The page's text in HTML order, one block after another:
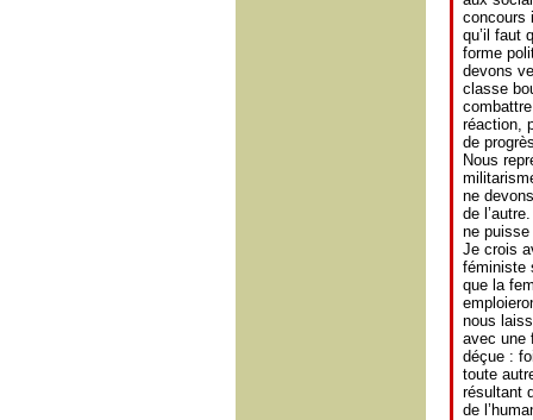
concours
qu’il faut
forme
devons
classe
réaction,
de
Nous
ne
de
ne
Je crois
féministe
que la
nous
avec une
déçue :
toute
résultant
de